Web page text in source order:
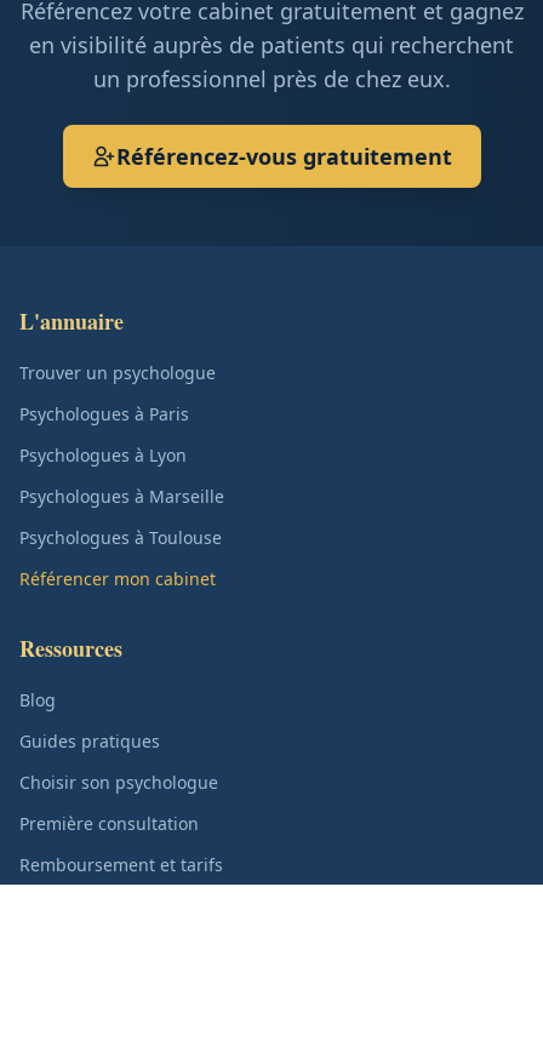
Référencez votre cabinet gratuitement et gagnez
en visibilité auprès de patients qui recherchent
un professionnel près de chez eux.
Référencez-vous gratuitement
L'annuaire
Trouver un psychologue
Psychologues à Paris
Psychologues à Lyon
Psychologues à Marseille
Psychologues à Toulouse
Référencer mon cabinet
Ressources
Blog
Guides pratiques
Choisir son psychologue
Première consultation
Remboursement et tarifs